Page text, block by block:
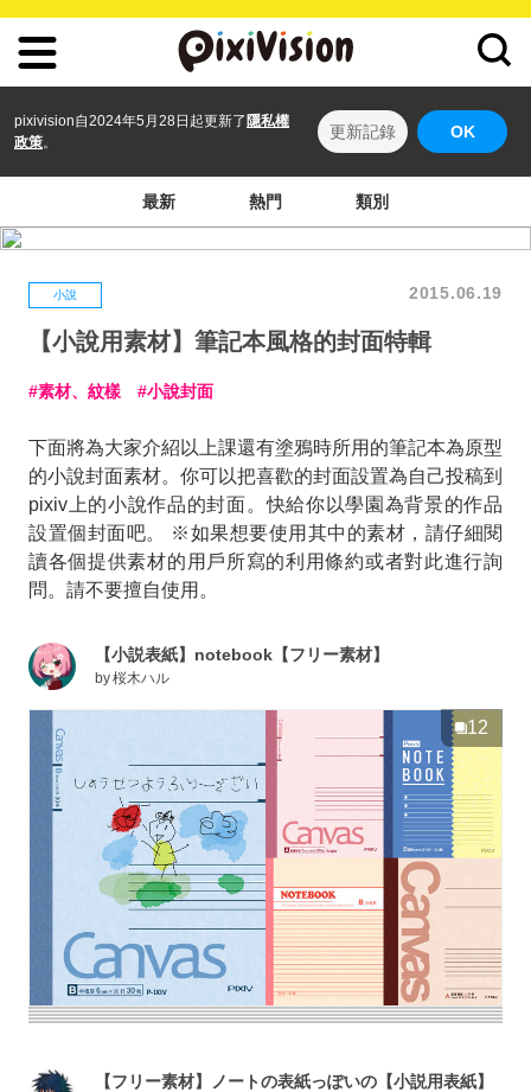
pixivision自2024年5月28日起更新了 隱私權
政策。
更新記錄 OK
最新 熱門 類別
小說 2015.06.19
【小說用素材】筆記本風格的封面特輯
素材、紋樣 小說封面
下面將為大家介紹以上課還有塗鴉時所用的筆記本為原型
的小說封面素材。你可以把喜歡的封面設置為自己投稿到
pixiv上的小說作品的封面。快給你以學園為背景的作品
設置個封面吧。 ※如果想要使用其中的素材，請仔細閱
讀各個提供素材的用戶所寫的利用條約或者對此進行詢
問。請不要擅自使用。
【小説表紙】notebook【フリー素材】
by桜木ハル
12
【フリー素材】ノートの表紙っぽいの【小説用表紙】